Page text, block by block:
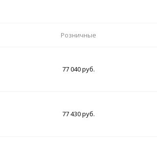
Розничные
77 040 руб.
77 430 руб.